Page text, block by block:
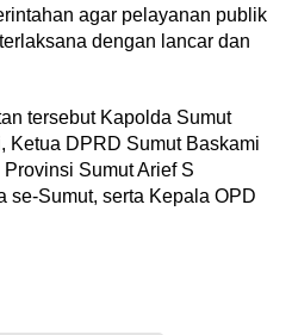
agar pelayanan publik
dengan lancar dan
tersebut Kapolda Sumut
Ketua DPRD Sumut Baskami
Sumut Arief S
se-Sumut, serta Kepala OPD